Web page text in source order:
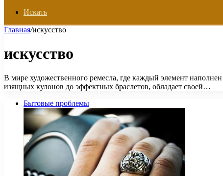
Искать
Главная/искусство
искусство
В мире художественного ремесла, где каждый элемент
изящных кулонов до эффектных браслетов, обладает своей…
Бытовые проблемы